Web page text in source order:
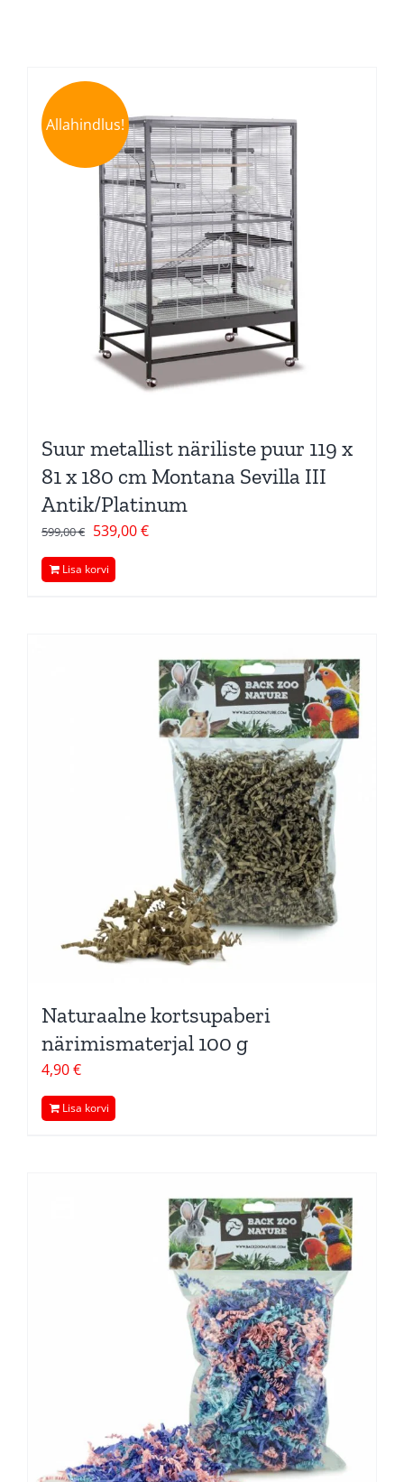
Allahindlus!
Suur metallist näriliste puur 119 x
81 x 180 cm Montana Sevilla III
Antik/Platinum
599,00€ Algne
hind
oli:
539,00€Current
Lisa korvi
Naturaalne kortsupaberi
närimismaterjal 100 g
4,90€
Lisa korvi